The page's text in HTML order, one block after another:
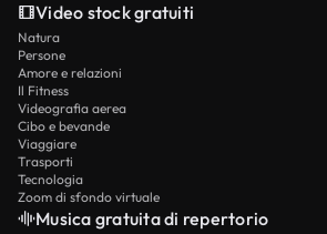
Video stock gratuiti
Natura
Persone
Amore e relazioni
Il Fitness
Videografia aerea
Cibo e bevande
Viaggiare
Trasporti
Tecnologia
Zoom di sfondo virtuale
Musica gratuita di repertorio